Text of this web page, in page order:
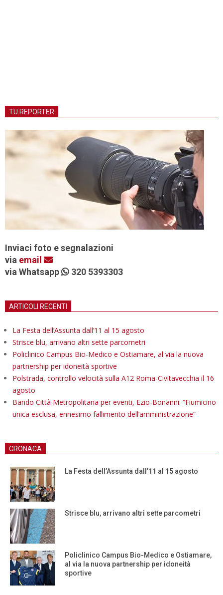
TU REPORTER
Inviaci foto e segnalazioni
via email
via Whatsapp
320 5393303
ARTICOLI RECENTI
La Festa dell’Assunta dall’11 al 15 agosto
Strisce blu, arrivano altri sette parcometri
Policlinico Campus Bio-Medico e Ostiamare, al via la nuova
partnership per idoneità sportive
Polstrada, controllo velocità sulla A12 Roma-Civitavecchia il 16
agosto
Bando Città Metropolitana per eventi, Ezio-Bonanni: “Fiumicino
unica esclusa, ennesimo fallimento dell’amministrazione”
CRONACA
La Festa dell’Assunta dall’11 al 15 agosto
Strisce blu, arrivano altri sette parcometri
Policlinico Campus Bio-Medico e Ostiamare,
al via la nuova partnership per idoneità
sportive